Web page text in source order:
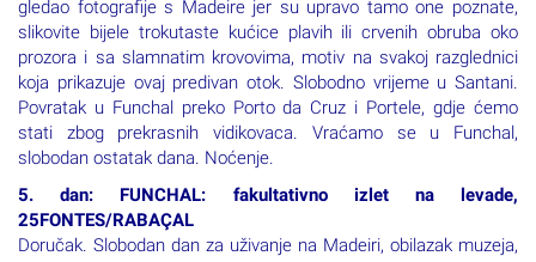
gledao fotografije s Madeire jer su upravo tamo one poznate,
slikovite bijele trokutaste kućice plavih ili crvenih obruba oko
prozora i sa slamnatim krovovima, motiv na svakoj razglednici
koja prikazuje ovaj predivan otok. Slobodno vrijeme u Santani.
Povratak u Funchal preko Porto da Cruz i Portele, gdje ćemo
stati zbog prekrasnih vidikovaca. Vraćamo se u Funchal,
slobodan ostatak dana. Noćenje.
5. dan: FUNCHAL: fakultativno izlet na levade,
25FONTES/RABAÇAL
Doručak. Slobodan dan za uživanje na Madeiri, obilazak muzeja,